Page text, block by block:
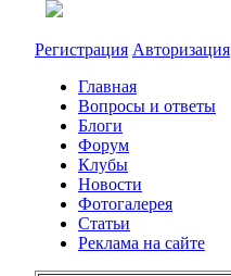
Регистрация Авторизация
Главная
Вопросы и ответы
Блоги
Форум
Клубы
Новости
Фотогалерея
Статьи
Реклама на сайте